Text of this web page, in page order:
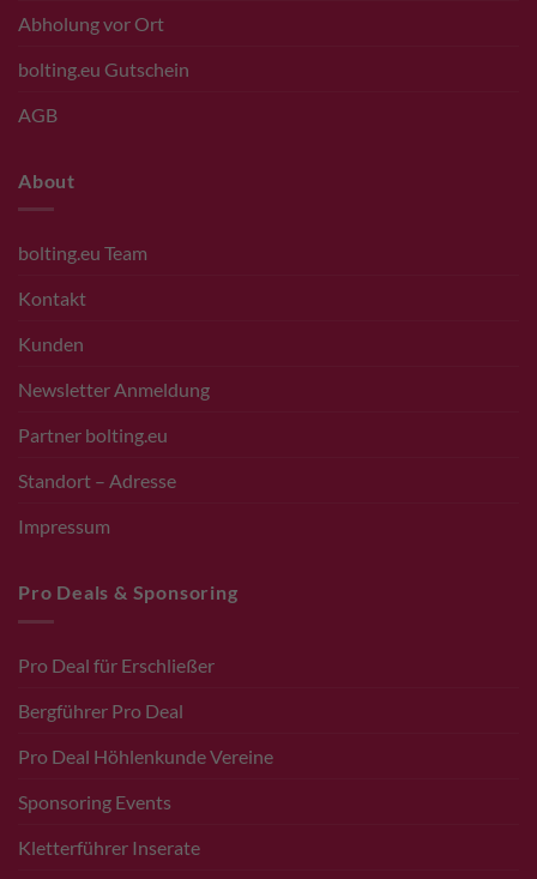
Abholung vor Ort
bolting.eu Gutschein
AGB
About
bolting.eu Team
Kontakt
Kunden
Newsletter Anmeldung
Partner bolting.eu
Standort – Adresse
Impressum
Pro Deals & Sponsoring
Pro Deal für Erschließer
Bergführer Pro Deal
Pro Deal Höhlenkunde Vereine
Sponsoring Events
Kletterführer Inserate